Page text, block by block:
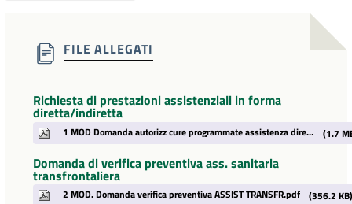
FILE ALLEGATI
Richiesta di prestazioni assistenziali in forma
diretta/indiretta
1 MOD Domanda autorizz cure programmate assistenza diretta_indiretta.pdf (1.7
Domanda di verifica preventiva ass. sanitaria
transfrontaliera
2 MOD. Domanda verifica preventiva ASSIST TRANSFR.pdf (356.2 KB)